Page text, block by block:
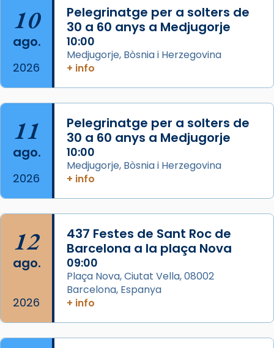
Arquebisbat de Barcelona
2 weeks ago
Memòria de les santes Juliana i
Acompanyant la història de sant Cugat, a
partir de l’Edat Mitjana sorgeix la tradició
que les santes Juliana (“relatiu a Júlia”) i
Semproniana (“relatiu a Semprònia =
eterna”) són deixebles seves. I l’any 1667, el
frare Joan Gaspar Roig, afirma en una obra
que les santes són filles de l’antiga Iluro.
Mataró en reivindicarà les relíq
Foto
View on Facebook · Share
10
ago.
2026
Pelegrinatge per a solters de
30 a 60 anys a Medjugorje
10:00
Medjugorje, Bòsnia i Herzegovina
+ info
11
ago.
2026
Pelegrinatge per a solters de
30 a 60 anys a Medjugorje
10:00
Medjugorje, Bòsnia i Herzegovina
+ info
12
ago.
2026
437 Festes de Sant Roc de
Barcelona a la plaça Nova
09:00
Plaça Nova, Ciutat Vella, 08002
Barcelona, Espanya
+ info